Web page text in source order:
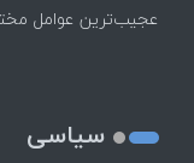
عجیب‌ترین عوامل
سیاسی